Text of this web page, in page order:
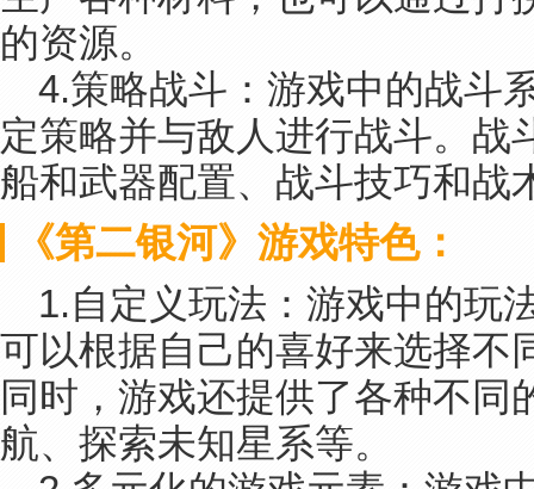
的资源。
4.策略战斗：游戏中的战斗
定策略并与敌人进行战斗。战
船和武器配置、战斗技巧和战
《第二银河》游戏特色：
1.自定义玩法：游戏中的玩
可以根据自己的喜好来选择不
同时，游戏还提供了各种不同
航、探索未知星系等。